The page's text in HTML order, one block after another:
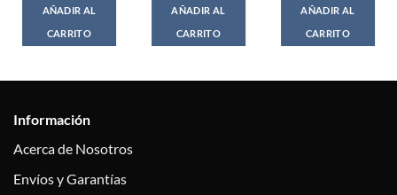
AÑADIR AL
CARRITO
AÑADIR AL
CARRITO
AÑADIR AL
CARRITO
Información
Acerca de Nosotros
Envíos y Garantías